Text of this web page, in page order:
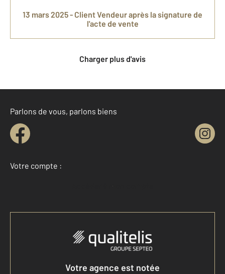
13 mars 2025 - Client Vendeuraprès la signature de
l'acte de vente
Charger plus d'avis
Parlons de vous, parlons biens
Votre compte :
Accéder à mon compte
Votre agence est notée